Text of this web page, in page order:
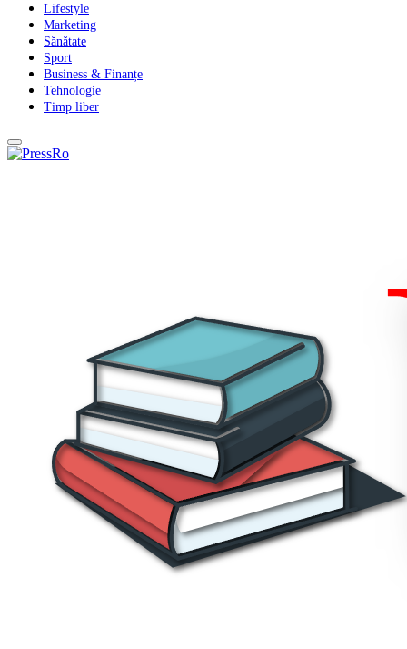
Lifestyle
Marketing
Sănătate
Sport
Business & Finanțe
Tehnologie
Timp liber